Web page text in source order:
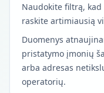
Naudokite filtrą,
raskite artimiausią
Duomenys
pristatymo įmonių
arba adresas
operatorių.